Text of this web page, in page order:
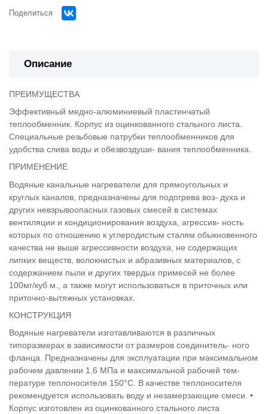
Поделиться
Описание
ПРЕИМУЩЕСТВА
Эффективный медно-алюминиевый пластинчатый
теплообменник. Корпус из оцинкованного стального листа.
Специальные резьбовые патрубки теплообменников для
удобства слива воды и обезвоздуши- вания теплообменника.
ПРИМЕНЕНИЕ
Водяные канальные нагреватели для прямоугольных и
круглых каналов, предназначены для подогрева воз- духа и
других невзрывоопасных газовых смесей в системах
вентиляции и кондиционирования воздуха, агрессив- ность
которых по отношению к углеродистым сталям обыкновенного
качества не выше агрессивности воздуха, не содержащих
липких веществ, волокнистых и абразивных материалов, с
содержанием пыли и других твердых примесей не более
100мг/куб.м., а также могут использоваться в приточных или
приточно-вытяжных установках.
КОНСТРУКЦИЯ
Водяные нагреватели изготавливаются в различных
типоразмерах в зависимости от размеров соединитель- ного
фланца. Предназначены для эксплуатации при максимальном
рабочем давлении 1,6 МПа и максимальной рабочей тем-
пературе теплоносителя 150°C. В качестве теплоносителя
рекомендуется использовать воду и незамерзающие смеси. •
Корпус изготовлен из оцинкованного стального листа